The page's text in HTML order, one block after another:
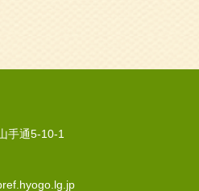
手通5-10-1